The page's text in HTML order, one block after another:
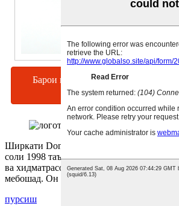
Барои гирифтани нархномаи
кунед | Намунаҳои
Ширкати Dongguan Yuhuang Electronic
соли 1998 таъсис ёфта, истеҳсолот,
ва хидматрасонӣ дар яке аз корхонаҳои
мебошад. Он асосан ба тадқиқот...
пурсиш